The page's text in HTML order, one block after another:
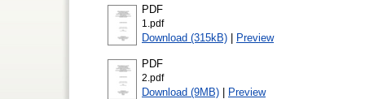
PDF
1.pdf
Download (315kB) | Preview
PDF
2.pdf
Download (9MB) | Preview